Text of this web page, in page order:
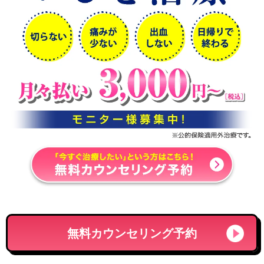
いびきのお悩みはありませんか？
無料カウンセリング予約